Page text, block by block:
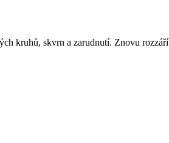
kruhů, skvrn a zarudnutí. Znovu